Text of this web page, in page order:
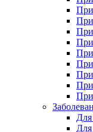
При
При
При
При
При
При
Для
Для